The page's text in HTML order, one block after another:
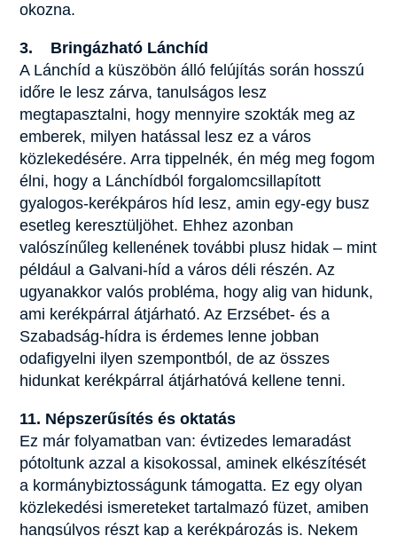
okozna.
3. Bringázható Lánchíd
A Lánchíd a küszöbön álló felújítás során hosszú
időre le lesz zárva, tanulságos lesz
megtapasztalni, hogy mennyire szokták meg az
emberek, milyen hatással lesz ez a város
közlekedésére. Arra tippelnék, én még meg fogom
élni, hogy a Lánchídból forgalomcsillapított
gyalogos-kerékpáros híd lesz, amin egy-egy busz
esetleg keresztüljöhet. Ehhez azonban
valószínűleg kellenének további plusz hidak – mint
például a Galvani-híd a város déli részén. Az
ugyanakkor valós probléma, hogy alig van hidunk,
ami kerékpárral átjárható. Az Erzsébet- és a
Szabadság-hídra is érdemes lenne jobban
odafigyelni ilyen szempontból, de az összes
hidunkat kerékpárral átjárhatóvá kellene tenni.
11. Népszerűsítés és oktatás
Ez már folyamatban van: évtizedes lemaradást
pótoltunk azzal a kisokossal, aminek elkészítését
a kormánybiztosságunk támogatta. Ez egy olyan
közlekedési ismereteket tartalmazó füzet, amiben
hangsúlyos részt kap a kerékpározás is. Nekem